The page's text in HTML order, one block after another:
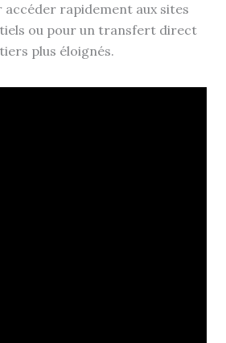
rapidement aux sites
ou pour un transfert direct
plus éloignés.